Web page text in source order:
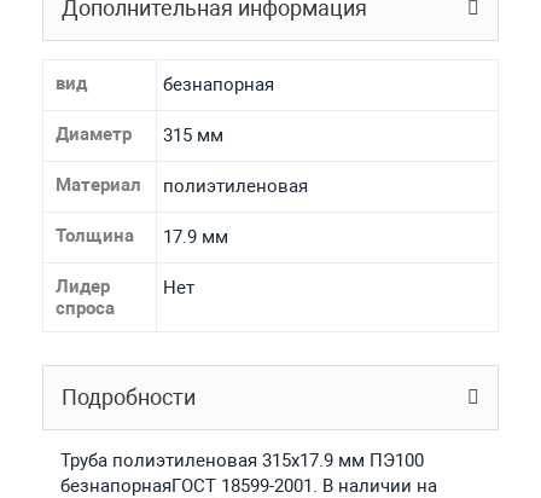
Дополнительная информация
вид безнапорная
Диаметр 315 мм
Материал полиэтиленовая
Толщина 17.9 мм
Лидер
спроса
Нет
Подробности
Труба полиэтиленовая 315х17.9 мм ПЭ100
безнапорнаяГОСТ 18599-2001. В наличии на